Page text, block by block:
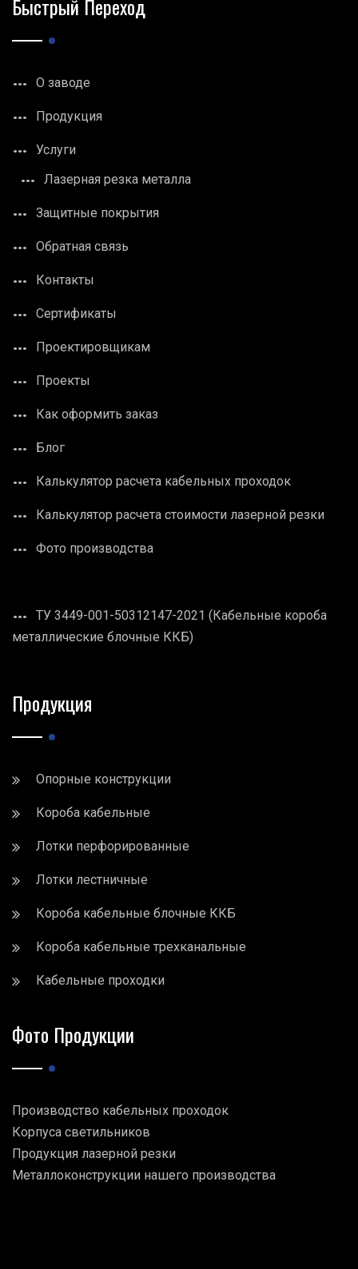
Быстрый Переход
О заводе
Продукция
Услуги
Лазерная резка металла
Защитные покрытия
Обратная связь
Контакты
Сертификаты
Проектировщикам
Проекты
Как оформить заказ
Блог
Калькулятор расчета кабельных проходок
Калькулятор расчета стоимости лазерной резки
Фото производства
ТУ 3449-001-50312147-2021 (Кабельные короба
металлические блочные ККБ)
Продукция
Опорные конструкции
Короба кабельные
Лотки перфорированные
Лотки лестничные
Короба кабельные блочные ККБ
Короба кабельные трехканальные
Кабельные проходки
Фото Продукции
Производство кабельных проходок
Корпуса светильников
Продукция лазерной резки
Металлоконструкции нашего производства